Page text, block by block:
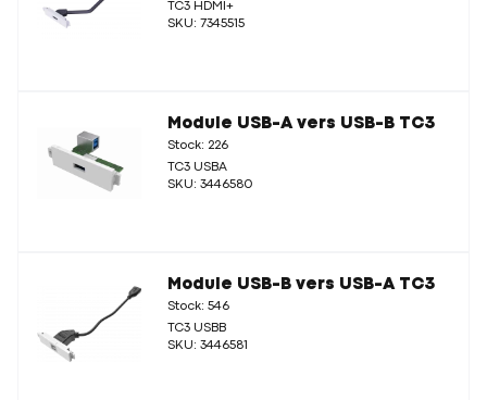
TC3 HDMI+
SKU: 7345515
Module USB-A vers USB-B TC3
Stock: 226
TC3 USBA
SKU: 3446580
Module USB-B vers USB-A TC3
Stock: 546
TC3 USBB
SKU: 3446581